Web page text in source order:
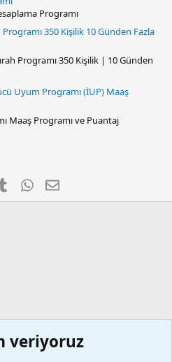
Programı
Programı 350 Kişilik 10 Günden Fazla
Programı 350 Kişilik | 10 Günden
Uyum Programı (İUP) Maaş
Maaş Programı ve Puantaj
Tumblr WhatsApp
E-posta
veriyoruz